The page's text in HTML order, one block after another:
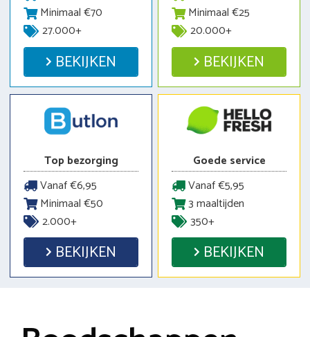
Minimaal €70
27.000+
BEKIJKEN
Minimaal €25
20.000+
BEKIJKEN
Top bezorging
Vanaf €6,95
Minimaal €50
2.000+
BEKIJKEN
Goede service
Vanaf €5,95
3 maaltijden
350+
BEKIJKEN